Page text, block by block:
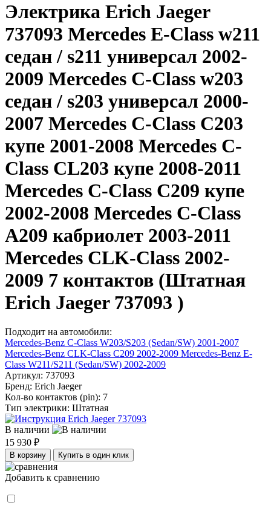
Электрика Erich Jaeger
737093 Mercedes E-Class w211
седан / s211 универсал 2002-
2009 Mercedes C-Class w203
седан / s203 универсал 2000-
2007 Mercedes C-Class C203
купе 2001-2008 Mercedes C-
Class CL203 купе 2008-2011
Mercedes C-Class C209 купе
2002-2008 Mercedes C-Class
A209 кабриолет 2003-2011
Mercedes CLK-Class 2002-
2009 7 контактов (Штатная
Erich Jaeger 737093 )
Подходит на автомобили:
Mercedes-Benz C-Class W203/S203 (Sedan/SW) 2001-2007
Mercedes-Benz CLK-Class C209 2002-2009 Mercedes-Benz E-
Class W211/S211 (Sedan/SW) 2002-2009
Артикул: 737093
Бренд: Erich Jaeger
Кол-во контактов (pin): 7
Тип электрики: Штатная
В наличии
15 930 ₽
В корзину Купить в один клик
Добавить к сравнению